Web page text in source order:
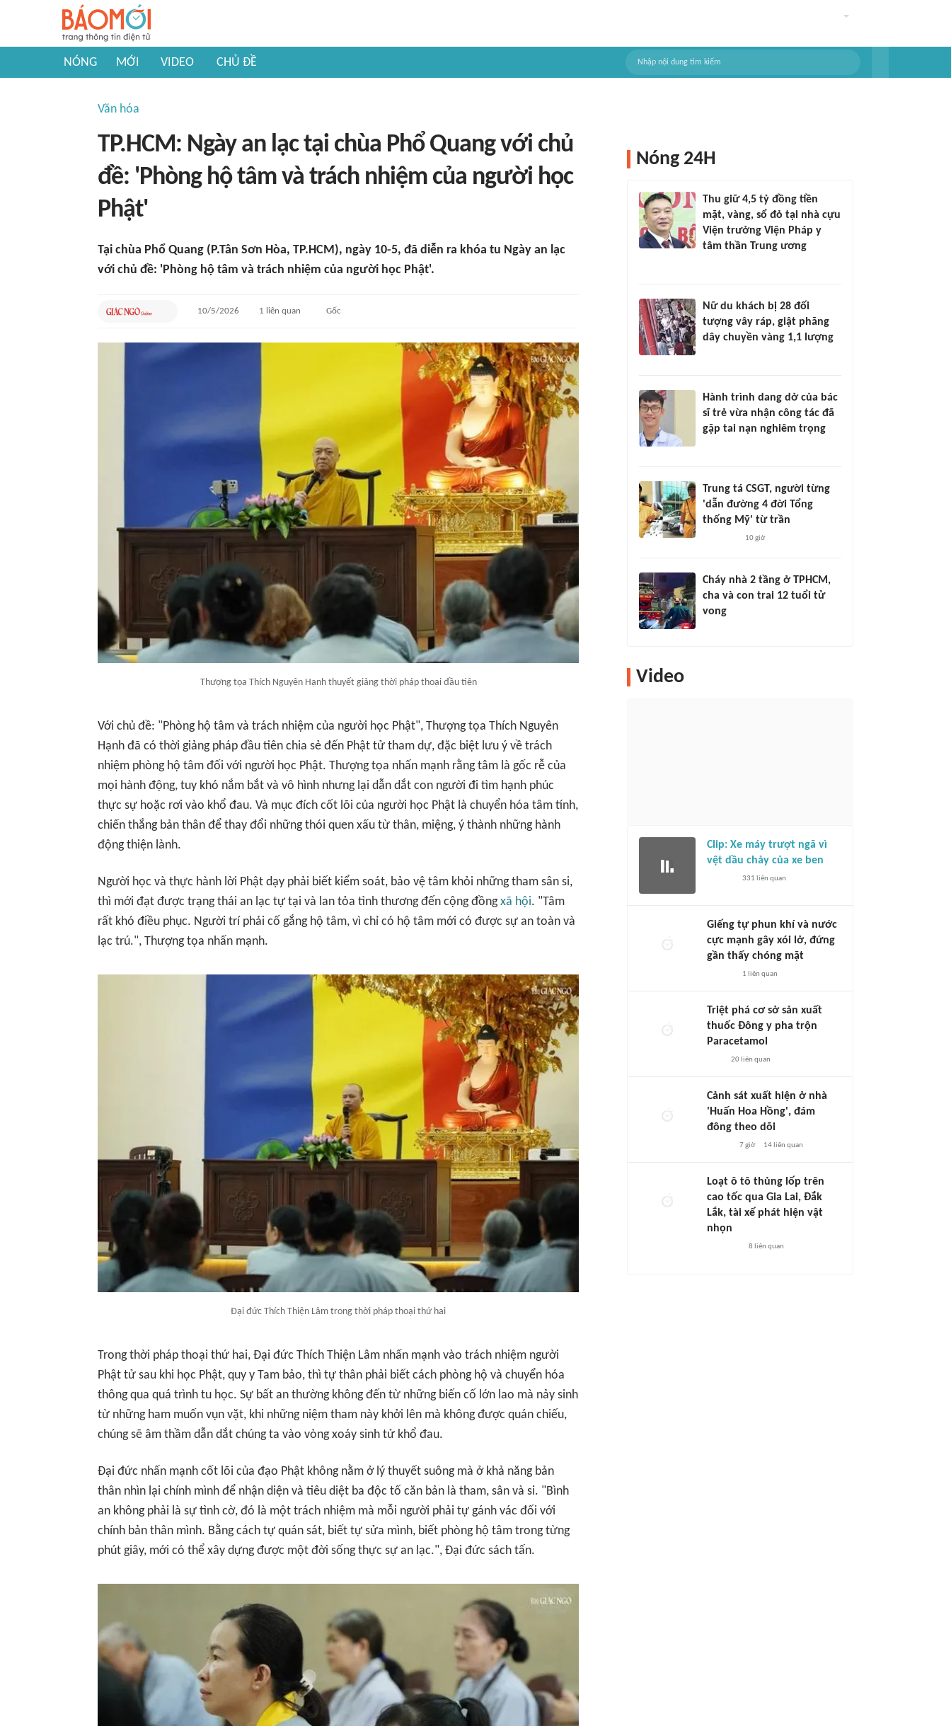
NÓNG MỚI VIDEO CHỦ ĐỀ
Văn hóa
TP.HCM: Ngày an lạc tại chùa Phổ Quang với chủ
đề: 'Phòng hộ tâm và trách nhiệm của người học
Phật'
Tại chùa Phổ Quang (P.Tân Sơn Hòa, TP.HCM), ngày 10-5, đã diễn ra khóa tu Ngày an lạc
với chủ đề: 'Phòng hộ tâm và trách nhiệm của người học Phật'.
10/5/2026 1 liên quan Gốc
Thượng tọa Thích Nguyên Hạnh thuyết giảng thời pháp thoại đầu tiên
Với chủ đề: "Phòng hộ tâm và trách nhiệm của người học Phật", Thượng tọa Thích Nguyên
Hạnh đã có thời giảng pháp đầu tiên chia sẻ đến Phật tử tham dự, đặc biệt lưu ý về trách
nhiệm phòng hộ tâm đối với người học Phật. Thượng tọa nhấn mạnh rằng tâm là gốc rễ của
mọi hành động, tuy khó nắm bắt và vô hình nhưng lại dẫn dắt con người đi tìm hạnh phúc
thực sự hoặc rơi vào khổ đau. Và mục đích cốt lõi của người học Phật là chuyển hóa tâm tính,
chiến thắng bản thân để thay đổi những thói quen xấu từ thân, miệng, ý thành những hành
động thiện lành.
Người học và thực hành lời Phật dạy phải biết kiểm soát, bảo vệ tâm khỏi những tham sân si,
thì mới đạt được trạng thái an lạc tự tại và lan tỏa tình thương đến cộng đồngxã hội. "Tâm
rất khó điều phục. Người trí phải cố gắng hộ tâm, vì chỉ có hộ tâm mới có được sự an toàn và
lạc trú.", Thượng tọa nhấn mạnh.
Đại đức Thích Thiện Lâm trong thời pháp thoại thứ hai
Trong thời pháp thoại thứ hai, Đại đức Thích Thiện Lâm nhấn mạnh vào trách nhiệm người
Phật tử sau khi học Phật, quy y Tam bảo, thì tự thân phải biết cách phòng hộ và chuyển hóa
thông qua quá trình tu học. Sự bất an thường không đến từ những biến cố lớn lao mà nảy sinh
từ những ham muốn vụn vặt, khi những niệm tham này khởi lên mà không được quán chiếu,
chúng sẽ âm thầm dẫn dắt chúng ta vào vòng xoáy sinh tử khổ đau.
Đại đức nhấn mạnh cốt lõi của đạo Phật không nằm ở lý thuyết suông mà ở khả năng bản
thân nhìn lại chính mình để nhận diện và tiêu diệt ba độc tố căn bản là tham, sân và si. "Bình
an không phải là sự tình cờ, đó là một trách nhiệm mà mỗi người phải tự gánh vác đối với
chính bản thân mình. Bằng cách tự quán sát, biết tự sửa mình, biết phòng hộ tâm trong từng
phút giây, mới có thể xây dựng được một đời sống thực sự an lạc.", Đại đức sách tấn.
Nóng 24H
Thu giữ 4,5 tỷ đồng tiền
mặt, vàng, sổ đỏ tại nhà cựu
Viện trưởng Viện Pháp y
tâm thần Trung ương
Nữ du khách bị 28 đối
tượng vây ráp, giật phăng
dây chuyền vàng 1,1 lượng
Hành trình dang dở của bác
sĩ trẻ vừa nhận công tác đã
gặp tai nạn nghiêm trọng
Trung tá CSGT, người từng
'dẫn đường 4 đời Tổng
thống Mỹ' từ trần
10 giờ
Cháy nhà 2 tầng ở TPHCM,
cha và con trai 12 tuổi tử
vong
Video
Clip: Xe máy trượt ngã vì
vệt dầu chảy của xe ben
331 liên quan
Giếng tự phun khí và nước
cực mạnh gây xói lở, đứng
gần thấy chóng mặt
1 liên quan
Triệt phá cơ sở sản xuất
thuốc Đông y pha trộn
Paracetamol
20liên quan
Cảnh sát xuất hiện ở nhà
'Huấn Hoa Hồng', đám
đông theo dõi
7 giờ 14liên quan
Loạt ô tô thủng lốp trên
cao tốc qua Gia Lai, Đắk
Lắk, tài xế phát hiện vật
nhọn
8 liên quan